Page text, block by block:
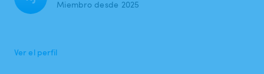
Miembro desde 2025
Ver el perfil